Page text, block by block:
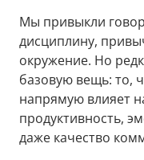
Мы привыкли
дисциплину,
окружение. Но
базовую вещь: то,
напрямую влияет
продуктивность,
даже качество